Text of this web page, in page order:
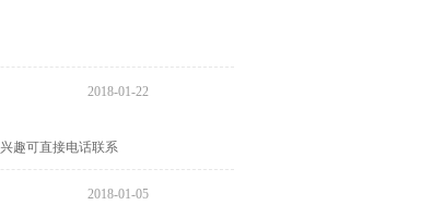
2018-01-22
趣可直接电话联系
2018-01-05